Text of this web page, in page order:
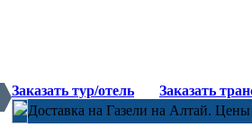
Заказать тур/отель
Заказать
Доставка на Газели на Алтай. Цены